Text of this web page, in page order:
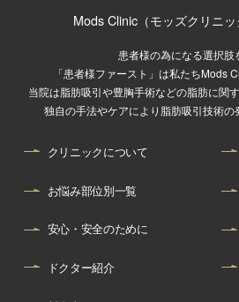
Mods Clinic（モッズクリニ
患者様の為になる選択肢
「患者様ファースト」は私たちMods
当院は脂肪吸引や豊胸手術などの脂肪に関
独自の手法やケアにより脂肪吸引技術の
クリニックについて
お悩み部位別一覧
安心・安全のために
ドクター紹介